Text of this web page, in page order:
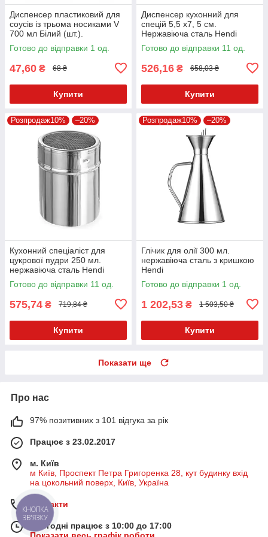
Диспенсер пластиковий для
соусів із трьома носиками V
700 мл Білий (шт.).
Готово до відправки 1 од.
47,60 ₴ 68 ₴
Купити
Диспенсер кухонний для
спецій 5,5 х7, 5 см.
Нержавіюча сталь Hendi
Готово до відправки 11 од.
526,16 ₴ 658,03 ₴
Купити
Розпродаж10% –20%
Кухонний спеціаліст для
цукрової пудри 250 мл.
нержавіюча сталь Hendi
Готово до відправки 11 од.
575,74 ₴ 719,84 ₴
Купити
Розпродаж10% –20%
Глічик для олії 300 мл.
нержавіюча сталь з кришкою
Hendi
Готово до відправки 1 од.
1 202,53 ₴ 1 503,50 ₴
Купити
Показати ще
Про нас
97% позитивних з 101 відгука за рік
Працює з 23.02.2017
м. Київ
м Київ, Проспект Петра Григоренка 28, кут будинку вхід
на цокольний поверх, Київ, Україна
Контакти
Сьогодні працює з 10:00 до 17:00
КНОПКА
ЗВ'ЯЗКУ